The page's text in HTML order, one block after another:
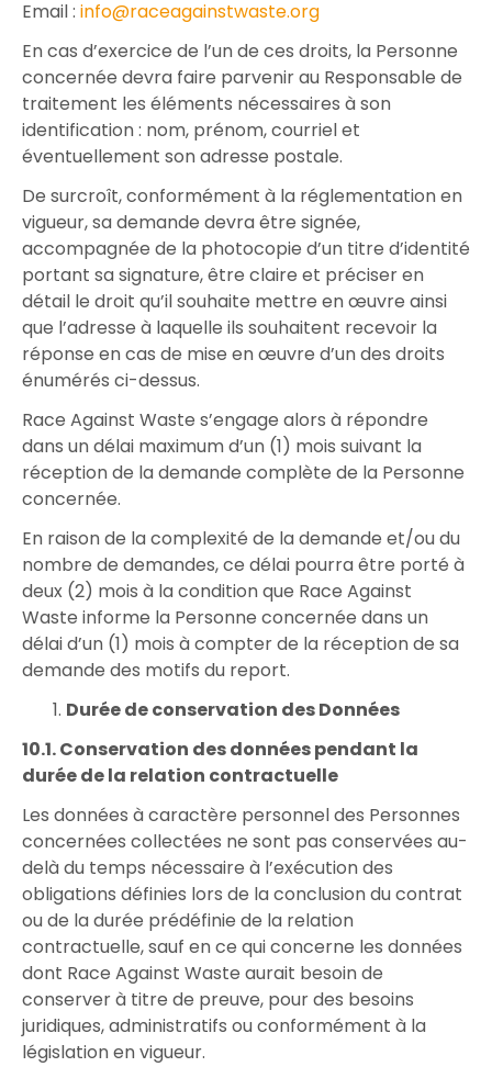
Email : info@raceagainstwaste.org
En cas d’exercice de l’un de ces droits, la Personne
concernée devra faire parvenir au Responsable de
traitement les éléments nécessaires à son
identification : nom, prénom, courriel et
éventuellement son adresse postale.
De surcroît, conformément à la réglementation en
vigueur, sa demande devra être signée,
accompagnée de la photocopie d’un titre d’identité
portant sa signature, être claire et préciser en
détail le droit qu’il souhaite mettre en œuvre ainsi
que l’adresse à laquelle ils souhaitent recevoir la
réponse en cas de mise en œuvre d’un des droits
énumérés ci-dessus.
Race Against Waste s’engage alors à répondre
dans un délai maximum d’un (1) mois suivant la
réception de la demande complète de la Personne
concernée.
En raison de la complexité de la demande et/ou du
nombre de demandes, ce délai pourra être porté à
deux (2) mois à la condition que Race Against
Waste informe la Personne concernée dans un
délai d’un (1) mois à compter de la réception de sa
demande des motifs du report.
Durée de conservation des Données
10.1. Conservation des données pendant la
durée de la relation contractuelle
Les données à caractère personnel des Personnes
concernées collectées ne sont pas conservées au-
delà du temps nécessaire à l’exécution des
obligations définies lors de la conclusion du contrat
ou de la durée prédéfinie de la relation
contractuelle, sauf en ce qui concerne les données
dont Race Against Waste aurait besoin de
conserver à titre de preuve, pour des besoins
juridiques, administratifs ou conformément à la
législation en vigueur.